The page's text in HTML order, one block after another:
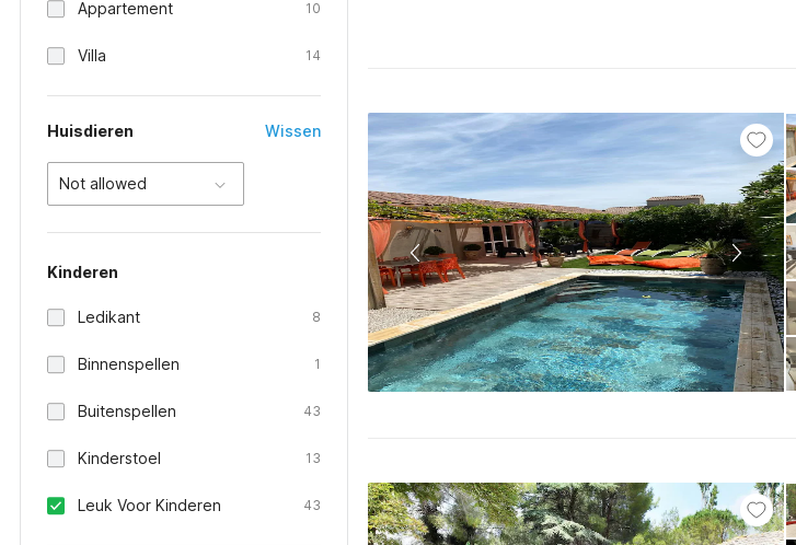
Appartement 10
Villa 14
Huisdieren Wissen
Not allowed
Kinderen
Ledikant 8
Binnenspellen 1
Buitenspellen 43
Kinderstoel 13
Leuk Voor Kinderen 43